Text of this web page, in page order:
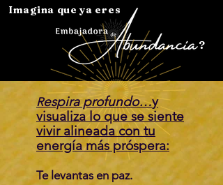
Imagina que ya eres
?
Respira profundo…y
visualiza lo que se siente
vivir alineada con tu
energía más próspera:
Te levantas en paz.